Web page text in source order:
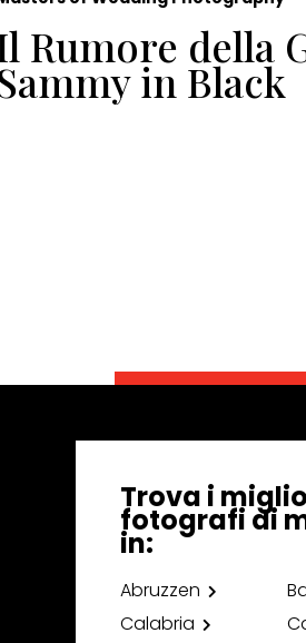
Rumore della
in Black
Trova i
fotografi di
in:
Abruzzen
Calabria